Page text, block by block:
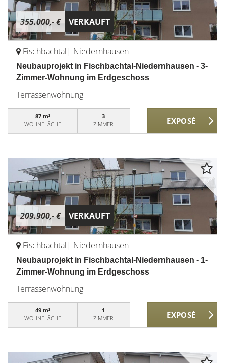
355.000,- € VERKAUFT
Fischbachtal| Niedernhausen
Neubauprojekt in Fischbachtal-Niedernhausen - 3-
Zimmer-Wohnung im Erdgeschoss
Terrassenwohnung
87 m²
WOHNFLÄCHE
3
ZIMMER
209.900,- € VERKAUFT
Fischbachtal| Niedernhausen
Neubauprojekt in Fischbachtal-Niedernhausen - 1-
Zimmer-Wohnung im Erdgeschoss
Terrassenwohnung
49 m²
WOHNFLÄCHE
1
ZIMMER